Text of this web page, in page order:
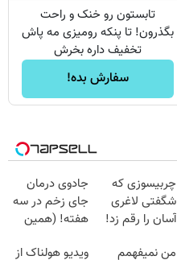
تابستون رو خنک و راحت
بگذرون! تا پنکه رومیزی مه پاش
تخفیف داره بخرش
سفارش بده!
چربیسوزی که
شگفتی لاغری
آسان را رقم زد!
جادوی درمان
جای زخم در سه
هفته! (همین
صحبت کنید)
من نمیفهمم
ویدیو هولناک از